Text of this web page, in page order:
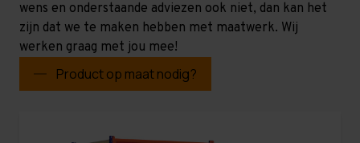
wens en onderstaande adviezen ook niet, dan kan het
zijn dat we te maken hebben met maatwerk. Wij
werken graag met jou mee!
Product op maat nodig?